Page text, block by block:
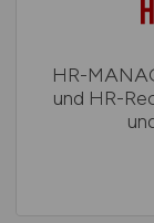
HR-
und HR-